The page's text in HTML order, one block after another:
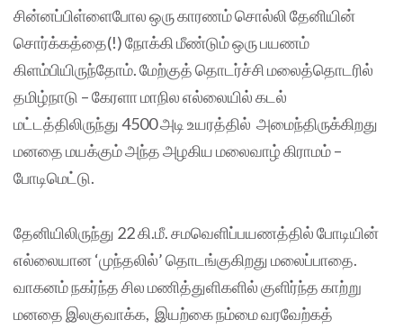
சின்னப்பிள்ளைபோல ஒரு காரணம் சொல்லி தேனியின்
சொர்க்கத்தை(!) நோக்கி மீண்டும் ஒரு பயணம்
கிளம்பியிருந்தோம். மேற்குத் தொடர்ச்சி மலைத்தொடரில்
தமிழ்நாடு – கேரளா மாநில எல்லையில் கடல்
மட்டத்திலிருந்து 4500 அடி உயரத்தில் அமைந்திருக்கிறது
மனதை மயக்கும் அந்த அழகிய மலைவாழ் கிராமம் –
போடிமெட்டு.
தேனியிலிருந்து 22 கி.மீ. சமவெளிப்பயணத்தில் போடியின்
எல்லையான ‘முந்தலில்’ தொடங்குகிறது மலைப்பாதை.
வாகனம் நகர்ந்த சில மணித்துளிகளில் குளிர்ந்த காற்று
மனதை இலகுவாக்க, இயற்கை நம்மை வரவேற்கத்